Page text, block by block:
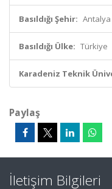
Basıldığı Şehir: Antalya
Basıldığı Ülke: Türkiye
Karadeniz Teknik
Paylaş
İletişim Bilgileri